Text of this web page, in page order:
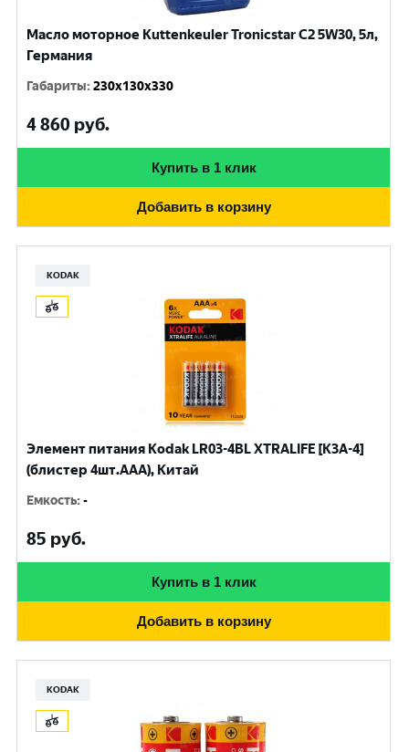
Масло моторное Kuttenkeuler Tronicstar C2 5W30, 5л,
Германия
Габариты:230x130x330
4 860 руб.
Купить в 1 клик
Добавить в корзину
KODAK
Элемент питания Kodak LR03-4BL XTRALIFE [K3A-4]
(блистер 4шт.AАА), Китай
Емкость:-
85 руб.
Купить в 1 клик
Добавить в корзину
KODAK